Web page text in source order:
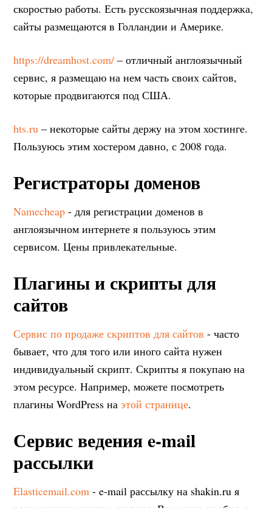
скоростью работы. Есть русскоязычная поддержка,
сайты размещаются в Голландии и Америке.
https://dreamhost.com/ – отличный англоязычный
сервис, я размещаю на нем часть своих сайтов,
которые продвигаются под США.
hts.ru – некоторые сайты держу на этом хостинге.
Пользуюсь этим хостером давно, с 2008 года.
Регистраторы доменов
Namecheap - для регистрации доменов в
англоязычном интернете я пользуюсь этим
сервисом. Цены привлекательные.
Плагины и скрипты для
сайтов
Сервис по продаже скриптов для сайтов - часто
бывает, что для того или иного сайта нужен
индивидуальный скрипт. Скрипты я покупаю на
этом ресурсе. Например, можете посмотреть
плагины WordPress наэтой странице.
Сервис ведения e-mail
рассылки
Elasticemail.com - e-mail рассылку на shakin.ru я